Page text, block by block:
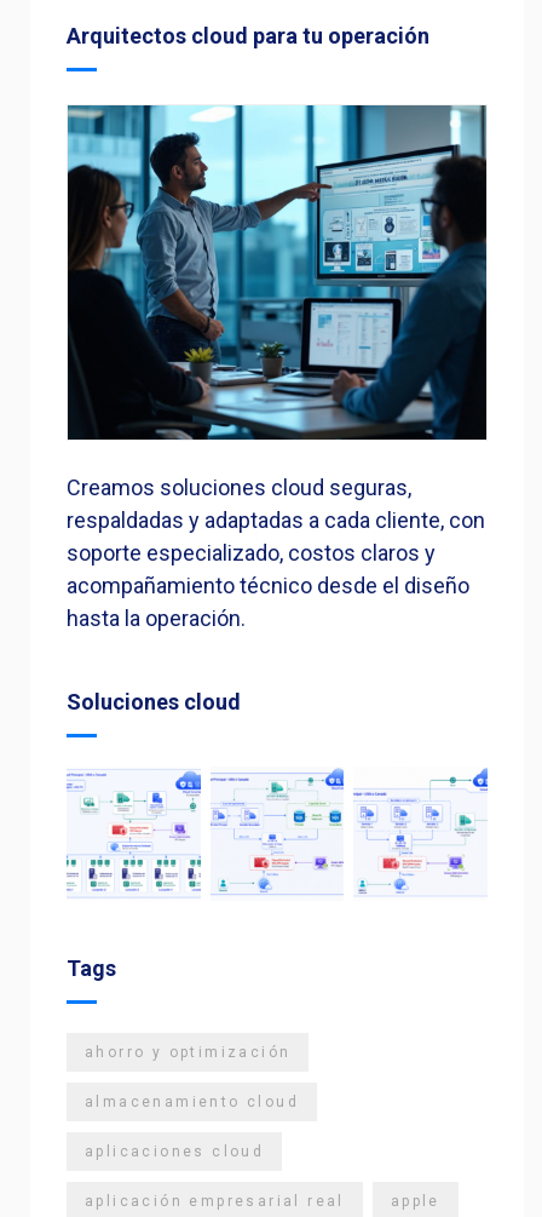
Arquitectos cloud para tu operación
Creamos soluciones cloud seguras,
respaldadas y adaptadas a cada cliente, con
soporte especializado, costos claros y
acompañamiento técnico desde el diseño
hasta la operación.
Soluciones cloud
Tags
ahorro y optimización
almacenamiento cloud
aplicaciones cloud
aplicación empresarial real apple